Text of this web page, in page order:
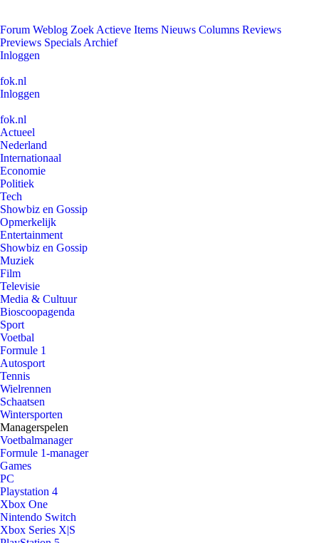
Forum Weblog Zoek Actieve Items Nieuws Columns Reviews
Previews Specials Archief
Inloggen
fok.nl
Inloggen
fok.nl
Actueel
Nederland
Internationaal
Economie
Politiek
Tech
Showbiz en Gossip
Opmerkelijk
Entertainment
Showbiz en Gossip
Muziek
Film
Televisie
Media & Cultuur
Bioscoopagenda
Sport
Voetbal
Formule 1
Autosport
Tennis
Wielrennen
Schaatsen
Wintersporten
Managerspelen
Voetbalmanager
Formule 1-manager
Games
PC
Playstation 4
Xbox One
Nintendo Switch
Xbox Series X|S